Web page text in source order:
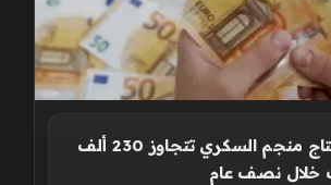
قفزة في إنتاج منجم السكري تتجاوز 230 ألف
خلال نصف عام